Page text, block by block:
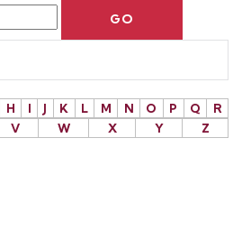
GO
H I J K L M N O P Q
R
V W X Y Z